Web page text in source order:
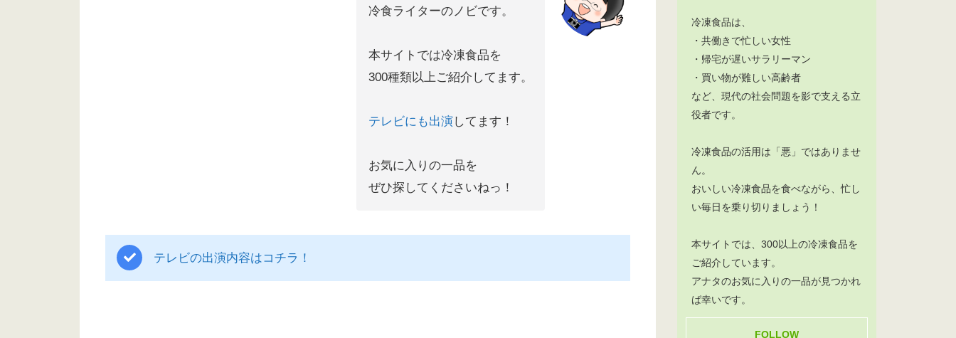
冷食ライターのノビです。
本サイトでは冷凍食品を
300種類以上ご紹介してます。
テレビにも出演してます！
お気に入りの一品を
ぜひ探してくださいねっ！
テレビの出演内容はコチラ！
冷凍食品は、
・共働きで忙しい女性
・帰宅が遅いサラリーマン
・買い物が難しい高齢者
など、現代の社会問題を影で支える立
役者です。
冷凍食品の活用は「悪」ではありませ
ん。
おいしい冷凍食品を食べながら、忙し
い毎日を乗り切りましょう！
本サイトでは、300以上の冷凍食品を
ご紹介しています。
アナタのお気に入りの一品が見つかれ
ば幸いです。
FOLLOW